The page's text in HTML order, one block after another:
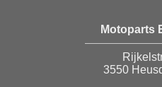
Motoparts
3550